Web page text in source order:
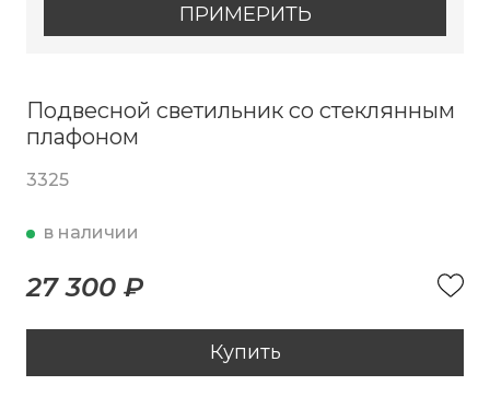
ПРИМЕРИТЬ
Подвесной светильник со стеклянным
плафоном
3325
в наличии
27 300 ₽
Купить